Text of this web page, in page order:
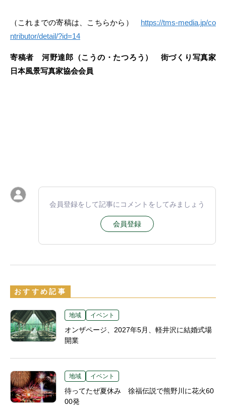
（これまでの寄稿は、こちらから） https://tms-media.jp/co
ntributor/detail/?id=14
寄稿者 河野達郎（こうの・たつろう） 街づくり写真家
日本風景写真家協会会員
会員登録をして記事にコメントをしてみましょう
会員登録
おすすめ記事
地域 イベント
オンザページ、2027年5月、軽井沢に結婚式場
開業
地域 イベント
待ってたぜ夏休み 徐福伝説で熊野川に花火60
00発